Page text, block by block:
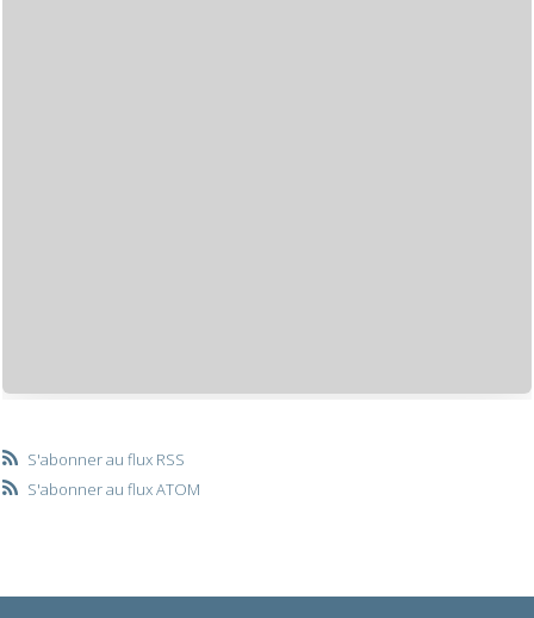
S'abonner au flux RSS
S'abonner au flux ATOM